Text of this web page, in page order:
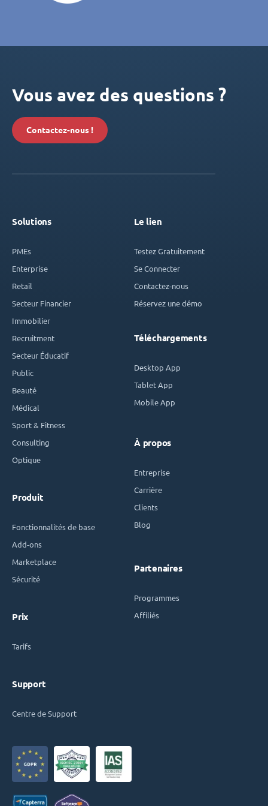
Vous avez des questions ?
Contactez-nous !
Solutions
PMEs
Enterprise
Retail
Secteur Financier
Immobilier
Recruitment
Secteur Éducatif
Public
Beauté
Médical
Sport & Fitness
Consulting
Optique
Produit
Fonctionnalités de base
Add-ons
Marketplace
Sécurité
Prix
Tarifs
Support
Centre de Support
Le lien
Testez Gratuitement
Se Connecter
Contactez-nous
Réservez une démo
Téléchargements
Desktop App
Tablet App
Mobile App
À propos
Entreprise
Carrière
Clients
Blog
Partenaires
Programmes
Affiliés